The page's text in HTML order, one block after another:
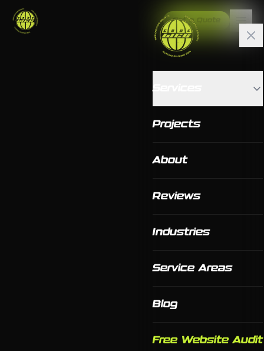
Get a Quote
Projects
About
Reviews
Industries
Service Areas
Blog
Free Website Audit